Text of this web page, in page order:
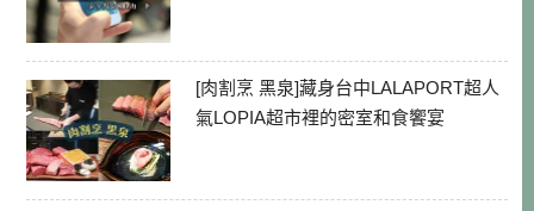
[肉割烹 黑泉]藏身台中LALAPORT超人
氣LOPIA超市裡的密室和食饗宴